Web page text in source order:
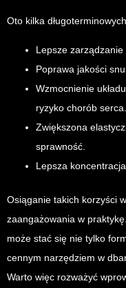
Oto kilka
Lepsze zarządzanie
Poprawa jakości
Wzmocnienie
ryzyko chorób serca.
Zwiększona
sprawność.
Lepsza koncentracja
Osiąganie takich korzyści
zaangażowania w
może stać się nie tylko
cennym narzędziem w
Warto więc rozważyć